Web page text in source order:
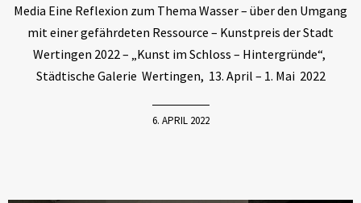
Media Eine Reflexion zum Thema Wasser – über den Umgang
mit einer gefährdeten Ressource – Kunstpreis der Stadt
Wertingen 2022 – „Kunst im Schloss – Hintergründe“,
Städtische Galerie Wertingen, 13. April – 1. Mai 2022
6. APRIL 2022